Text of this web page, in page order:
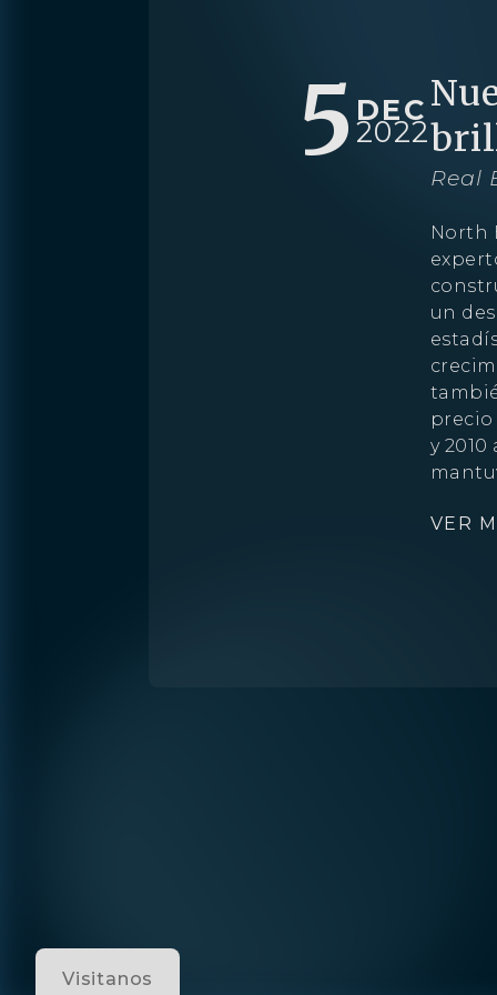
Visitanos
Preferencia
5 DEC
2022
Real
North
un
y
VER